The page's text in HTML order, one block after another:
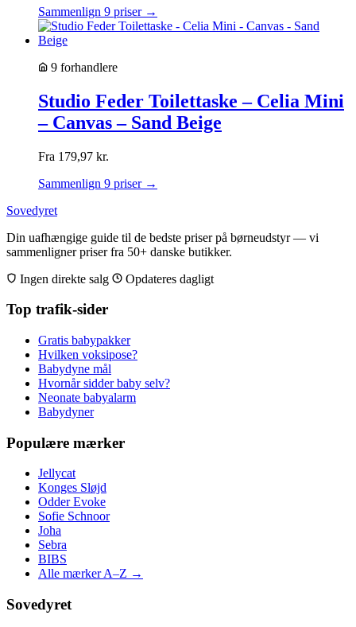
Sammenlign 9 priser →
9 forhandlere
Studio Feder Toilettaske – Celia Mini
– Canvas – Sand Beige
Fra 179,97 kr.
Sammenlign 9 priser →
Sovedyret
Din uafhængige guide til de bedste priser på børneudstyr — vi
sammenligner priser fra 50+ danske butikker.
Ingen direkte salg
Opdateres dagligt
Top trafik-sider
Gratis babypakker
Hvilken voksipose?
Babydyne mål
Hvornår sidder baby selv?
Neonate babyalarm
Babydyner
Populære mærker
Jellycat
Konges Sløjd
Odder Evoke
Sofie Schnoor
Joha
Sebra
BIBS
Alle mærker A–Z →
Sovedyret